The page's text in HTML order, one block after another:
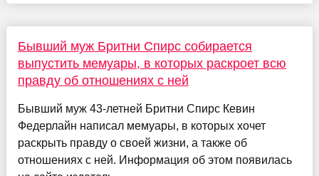
Бывший муж Бритни Спирс собирается
выпустить мемуары, в которых раскроет всю
правду об отношениях с ней
Бывший муж 43-летней Бритни Спирс Кевин
Федерлайн написал мемуары, в которых хочет
раскрыть правду о своей жизни, а также об
отношениях с ней. Информация об этом появилась